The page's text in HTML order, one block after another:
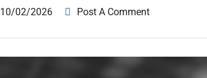
10/02/2026 Post A Comment